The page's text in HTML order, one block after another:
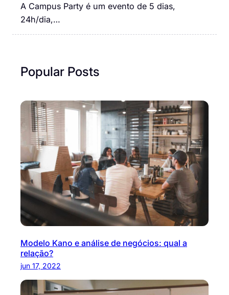
A Campus Party é um evento de 5 dias,
24h/dia,…
Popular Posts
Modelo Kano e análise de negócios: qual a
relação?
jun 17, 2022